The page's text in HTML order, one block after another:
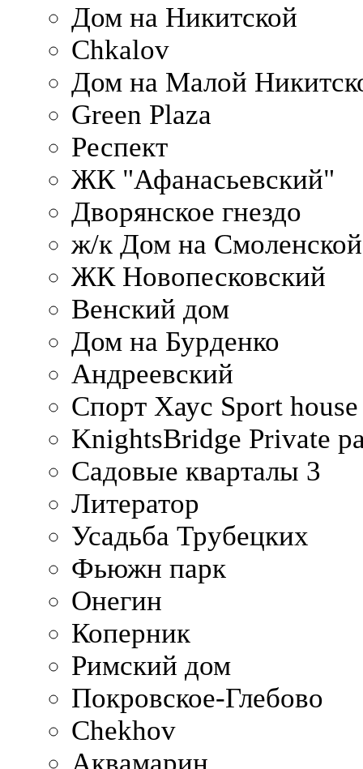
Дом на Никитской
Chkalov
Дом на Малой
Green Plaza
Респект
ЖК "Афанасьевский"
Дворянское гнездо
ж/к Дом на
ЖК Новопесковский
Венский дом
Дом на Бурденко
Андреевский
Спорт Хаус Sport house
KnightsBridge Private
Садовые кварталы 3
Литератор
Усадьба Трубецких
Фьюжн парк
Онегин
Коперник
Римский дом
Покровское-Глебово
Chekhov